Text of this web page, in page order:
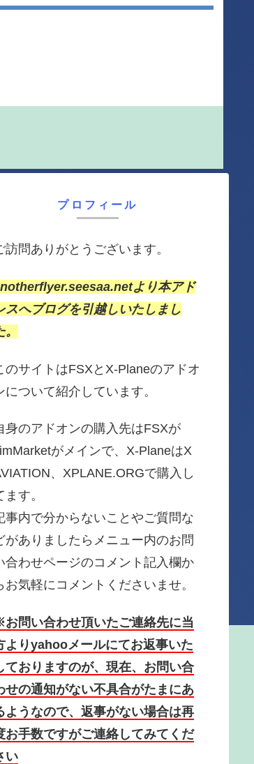
プロフィール
訪問ありがとうございます。
より本アド
スへブログを引越しいたしまし
。
のサイトはFSXとX-Planeのアドオ
について紹介しています。
身のアドオンの購入先はFSXが
がメインで、X-PlaneはX
、XPLANE.ORGで購入し
ます。
事内で分からないことやご質問な
がありましたらメニュー内のお問
合わせページのコメント記入欄か
お気軽にコメントくださいませ。
問い合わせ頂いたご連絡先に当
よりyahooメールにてお返事いた
ておりますのが、現在、お問い合
せの通知がない不具合がたまにあ
ようなので、返事がない場合は再
お手数ですがご連絡してみてくだ
い